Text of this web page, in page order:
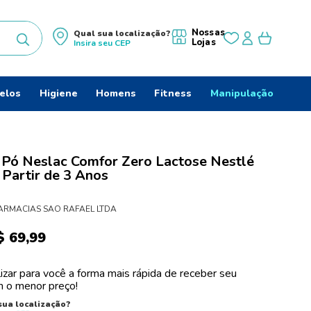
Qual sua localização?
Insira seu CEP
Nossas
Lojas
Higiene Homens Fitness Manipulação
Neslac Comfor Zero Lactose Nestlé
de 3 Anos
SAO RAFAEL LTDA
69,99
para você a forma mais rápida de receber seu
o menor preço!
localização?